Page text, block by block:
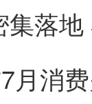
月消